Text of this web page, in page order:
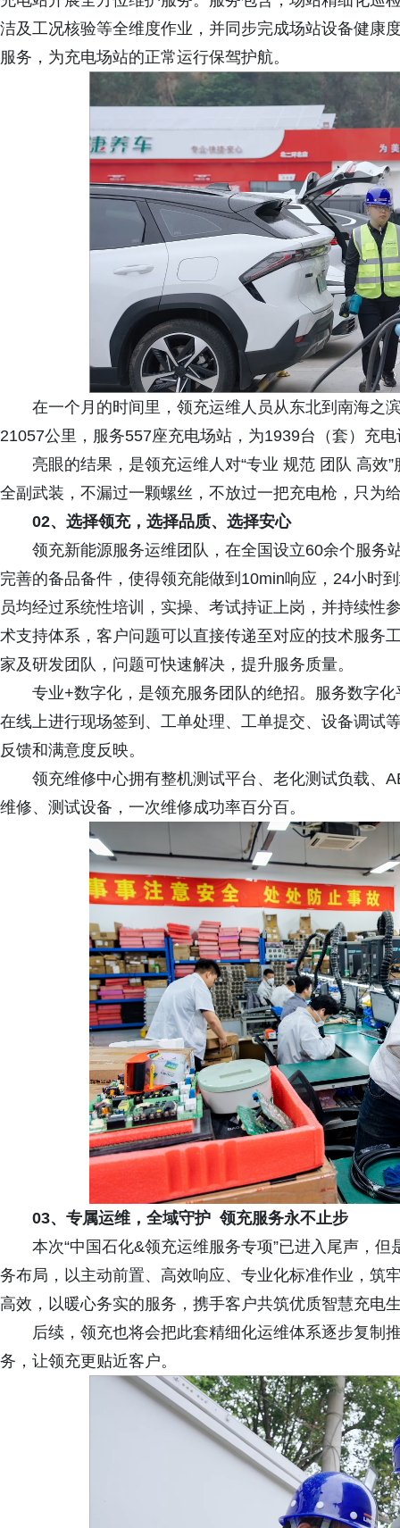
洁及工况核验等全维度作业，并同步完成场站设备健康
服务，为充电场站的正常运行保驾护航。
在一个月的时间里，领充运维人员从东北到南海之
21057公里，服务557座充电场站，为1939台（套）充
亮眼的结果，是领充运维人对“专业 规范 团队 高
全副武装，不漏过一颗螺丝，不放过一把充电枪，只为
02、 选择领充，选择品质、选择安心
领充新能源服务运维团队，在全国设立60余个服务
完善的备品备件，使得领充能做到10min响应，24小时
员均经过系统性培训，实操、考试持证上岗，并持续性
术支持体系，客户问题可以直接传递至对应的技术服务
家及研发团队，问题可快速解决，提升服务质量。
专业+数字化，是领充服务团队的绝招。服务数字
在线上进行现场签到、工单处理、工单提交、设备调试
反馈和满意度反映。
领充维修中心拥有整机测试平台、老化测试负载、
维修、测试设备，一次维修成功率百分百。
03、 专属运维 ，全域守护 领充服务永不止步
本次“中国石化&领充运维服务专项”已进入尾声，
务布局，以主动前置、高效响应、专业化标准作业，筑
高效，以暖心务实的服务，携手客户共筑优质智慧充电
后续，领充也将会把此套精细化运维体系逐步复制
务，让领充更贴近客户。